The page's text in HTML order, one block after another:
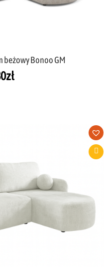
beżowy Bonoo GM
zł